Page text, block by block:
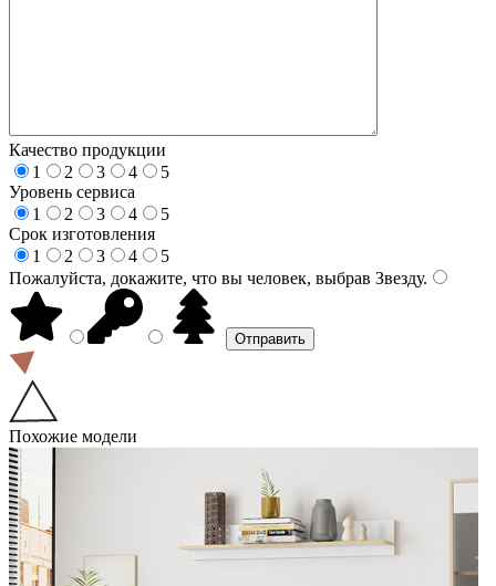
Качество продукции
1
2 3 4
5
Уровень сервиса
1
2 3 4
5
Срок изготовления
1
2 3 4
5
Пожалуйста, докажите, что вы человек, выбрав Звезду.
Похожие модели